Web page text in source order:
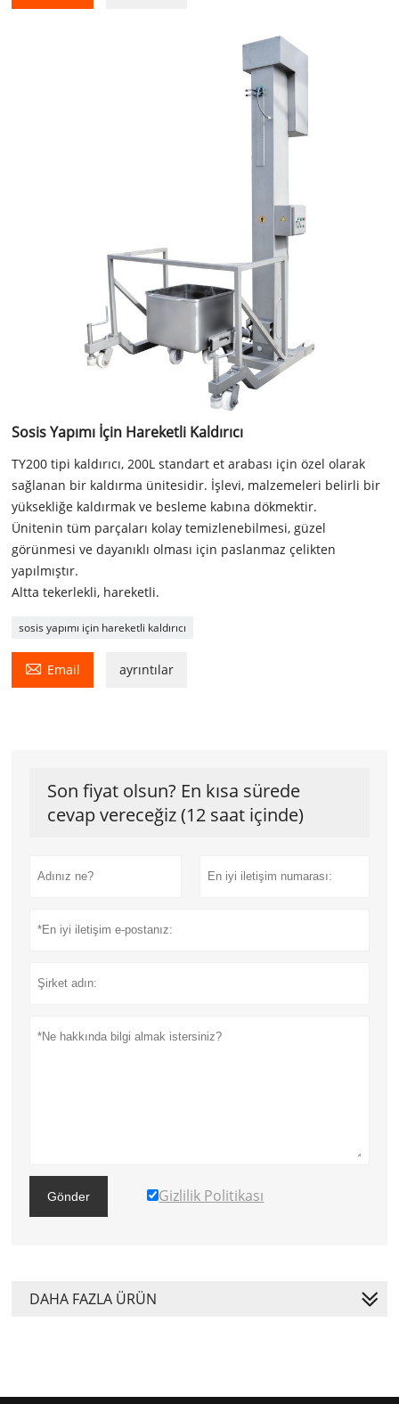
Sosis Yapımı İçin Hareketli Kaldırıcı
TY200 tipi kaldırıcı, 200L standart et arabası için özel olarak
sağlanan bir kaldırma ünitesidir. İşlevi, malzemeleri belirli bir
yüksekliğe kaldırmak ve besleme kabına dökmektir.
Ünitenin tüm parçaları kolay temizlenebilmesi, güzel
görünmesi ve dayanıklı olması için paslanmaz çelikten
yapılmıştır.
Altta tekerlekli, hareketli.
sosis yapımı için hareketli kaldırıcı
 Email ayrıntılar
Son fiyat olsun? En kısa sürede
cevap vereceğiz (12 saat içinde)
Gönder Gizlilik Politikası
DAHA FAZLA ÜRÜN